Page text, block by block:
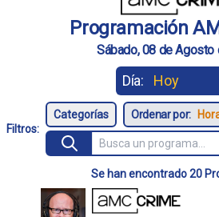
Programación
Sábado, 08 de Agosto
Día:
Filtros:
Ordenar por:
Se han encontrado 20